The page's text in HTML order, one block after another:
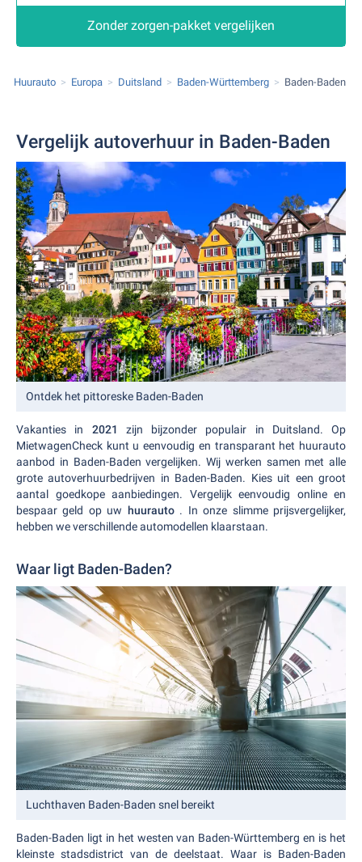
Zonder zorgen-pakket vergelijken
Huurauto Europa Duitsland Baden-Württemberg Baden-Baden
Vergelijk autoverhuur in Baden-Baden
Ontdek het pittoreske Baden-Baden
Vakanties in 2021 zijn bijzonder populair in Duitsland. Op
MietwagenCheck kunt u eenvoudig en transparant het huurauto
aanbod in Baden-Baden vergelijken. Wij werken samen met alle
grote autoverhuurbedrijven in Baden-Baden. Kies uit een groot
aantal goedkope aanbiedingen. Vergelijk eenvoudig online en
bespaar geld op uw huurauto . In onze slimme prijsvergelijker,
hebben we verschillende automodellen klaarstaan.
Waar ligt Baden-Baden?
Luchthaven Baden-Baden snel bereikt
Baden-Baden ligt in het westen van Baden-Württemberg en is het
kleinste stadsdistrict van de deelstaat. Waar is Baden-Baden